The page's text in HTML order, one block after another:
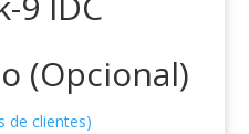
(Opcional)
de clientes)